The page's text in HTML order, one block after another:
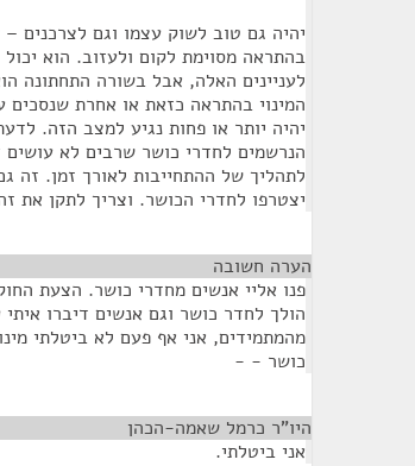
יהיה גם טוב לשוק עצמו וגם לצרכנים
בהתראה מסוימת לקום ולעזוב. הוא
לעניינים האלה, אבל בשורה התחתונה
המינוי בהתראה כזאת או אחרת
יהיה יותר או פחות נגיע למצב הזה.
הנרשמים לחדרי כושר שרבים לא עושים
לתהליך של ההתחייבות לאורך זמן. זה
יצטרפו לחדרי הכושר. וצריך לתקן את
הערה חשובה
פנו אליי אנשים מחדרי כושר. הצעת
הולך לחדר כושר וגם אנשים דיברו
מהמתמידים, אני אף פעם לא ביטלתי
כושר - -
היו"ר כרמל שאמה-הכהן
אני ביטלתי.